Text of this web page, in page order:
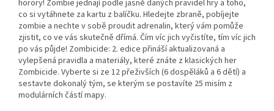
horory! Zombie jednají podle jasně daných pravidel hry a toho,
co si vytáhnete za kartu z balíčku. Hledejte zbraně, pobíjejte
zombie a nechte v sobě proudit adrenalin, který vám pomůže
zjistit, co ve vás skutečně dřímá. Čím víc jich vyčistíte, tím víc jich
po vás půjde! Zombicide: 2. edice přináší aktualizovaná a
vylepšená pravidla a materiály, které znáte z klasických her
Zombicide. Vyberte si ze 12 přeživších (6 dospěláků a 6 dětí) a
sestavte dokonalý tým, se kterým se postavíte 25 misím z
modulárních částí mapy.